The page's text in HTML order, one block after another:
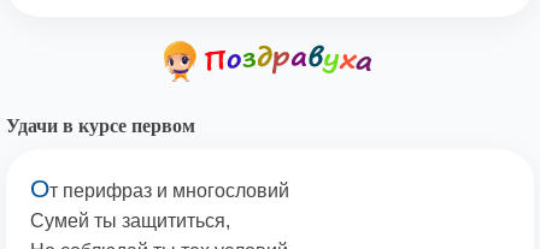
Удачи в курсе первом
От перифраз и многословий
Сумей ты защититься,